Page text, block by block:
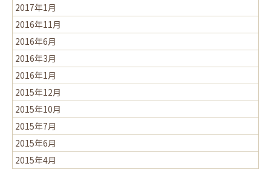
2017年1月
2016年11月
2016年6月
2016年3月
2016年1月
2015年12月
2015年10月
2015年7月
2015年6月
2015年4月